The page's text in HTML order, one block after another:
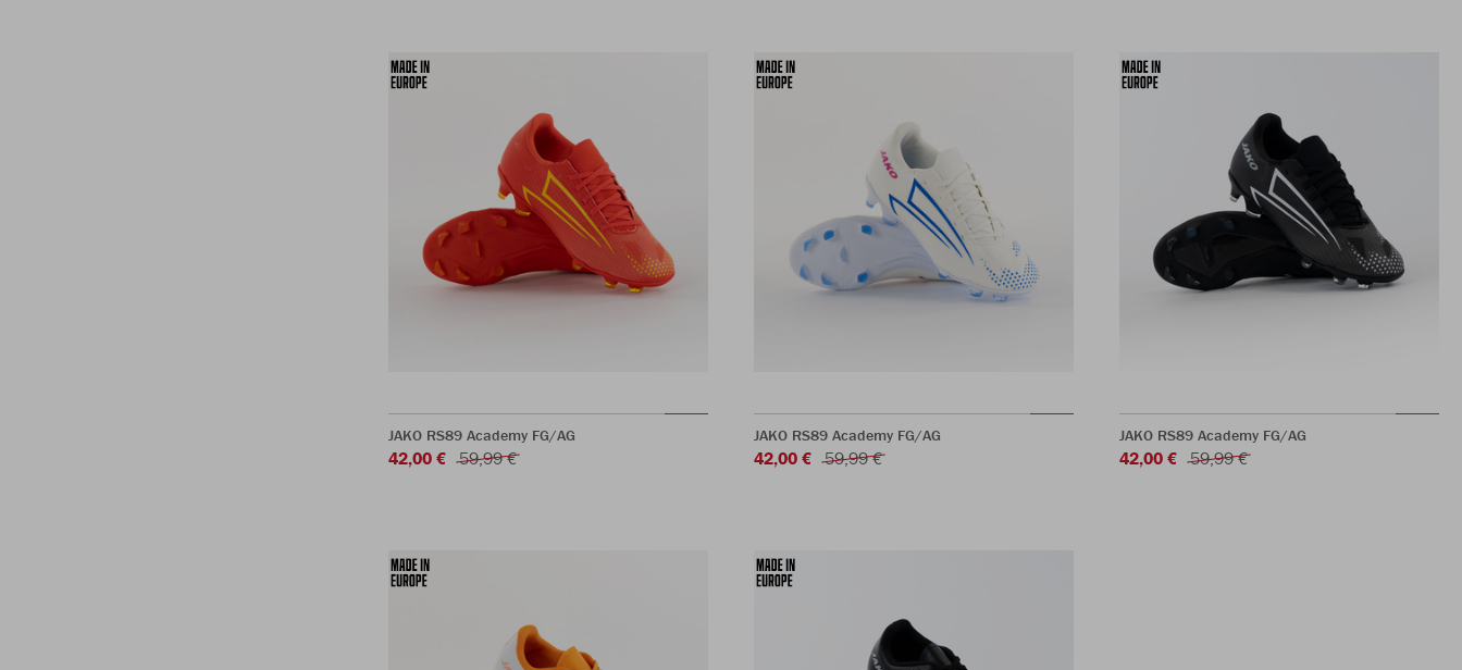
JAKO RS89 Academy FG/AG
42,00 € 59,99 €
JAKO RS89 Academy FG/AG
42,00 € 59,99 €
JAKO RS89 Academy FG/AG
42,00 € 59,99 €